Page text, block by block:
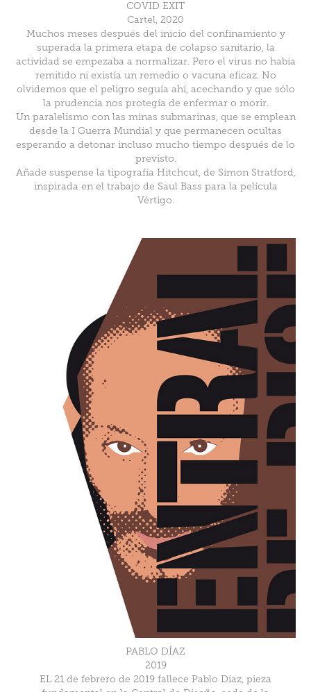
COVID EXIT
Cartel, 2020
Muchos meses después del inicio del confinamiento y
superada la primera etapa de colapso sanitario, la
actividad se empezaba a normalizar. Pero el virus no había
remitido ni existía un remedio o vacuna eficaz. No
olvidemos que el peligro seguía ahí, acechando y que sólo
la prudencia nos protegía de enfermar o morir.
Un paralelismo con las minas submarinas, que se emplean
desde la I Guerra Mundial y que permanecen ocultas
esperando a detonar incluso mucho tiempo después de lo
previsto.
Añade suspense la tipografía Hitchcut, de Simon Stratford,
inspirada en el trabajo de Saul Bass para la película
Vértigo.
PABLO DÍAZ
2019
EL 21 de febrero de 2019 fallece Pablo Díaz, pieza